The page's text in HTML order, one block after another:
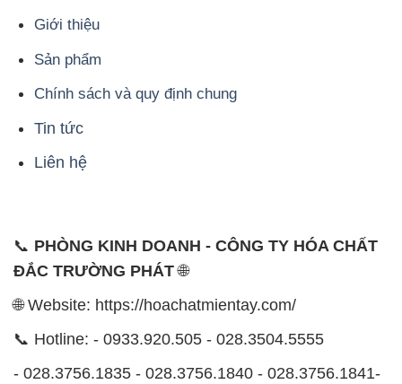
Giới thiệu
Sản phẩm
Chính sách và quy định chung
Tin tức
Liên hệ
📞 PHÒNG KINH DOANH - CÔNG TY HÓA CHẤT
ĐẮC TRƯỜNG PHÁT🌐
🌐 Website: https://hoachatmientay.com/
📞 Hotline: - 0933.920.505 - 028.3504.5555
- 028.3756.1835 - 028.3756.1840 - 028.3756.1841-